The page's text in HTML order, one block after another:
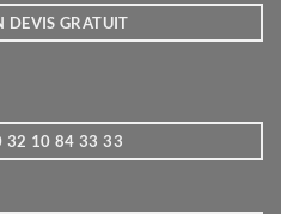
DEVIS GRATUIT
32 10 84 33 33